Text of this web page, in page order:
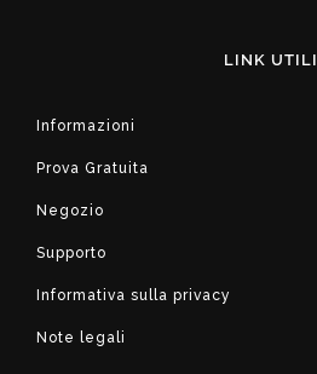
LINK UTILI
Informazioni
Prova Gratuita
Negozio
Supporto
Informativa sulla privacy
Note legali